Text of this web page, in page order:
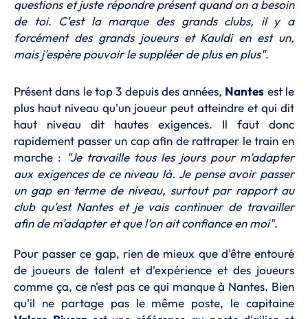
questions et juste répondre présent quand on a besoin
de toi. C'est la marque des grands clubs, il y a
forcément des grands joueurs et Kauldi en est un,
mais j'espère pouvoir le suppléer de plus en plus".
Présent dans le top 3 depuis des années, Nantes est le
plus haut niveau qu'un joueur peut atteindre et qui dit
haut niveau dit hautes exigences. Il faut donc
rapidement passer un cap afin de rattraper le train en
marche : "Je travaille tous les jours pour m'adapter
aux exigences de ce niveau là. Je pense avoir passer
un gap en terme de niveau, surtout par rapport au
club qu'est Nantes et je vais continuer de travailler
afin de m'adapter et que l'on ait confiance en moi".
Pour passer ce gap, rien de mieux que d'être entouré
de joueurs de talent et d'expérience et des joueurs
comme ça, ce n'est pas ce qui manque à Nantes. Bien
qu'il ne partage pas le même poste, le capitaine